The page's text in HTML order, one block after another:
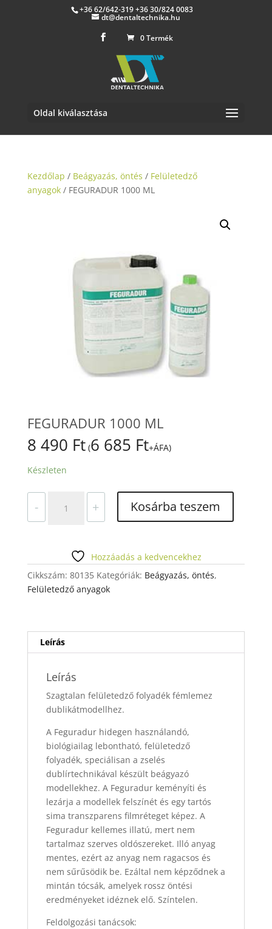
+36 62/642-319 +36 30/824 0083
dt@dentaltechnika.hu
0 Termék
Oldal kiválasztása
Kezdőlap / Beágyazás, öntés / Felületedző
anyagok/ FEGURADUR 1000 ML
FEGURADUR 1000 ML
8 490 Ft (6 685 Ft+ÁFA)
Készleten
-
1000
+ Kosárba teszem
Hozzáadás a kedvencekhez
Cikkszám: 80135 Kategóriák: Beágyazás, öntés,
Felületedző anyagok
Leírás
Leírás
Szagtalan felületedző folyadék fémlemez
dublikátmodellhez.
A Feguradur hidegen használandó,
biológiailag lebontható, felületedző
folyadék, speciálisan a zselés
dublírtechnikával készült beágyazó
modellekhez. A Feguradur keményíti és
lezárja a modellek felszínét és egy tartós
sima transzparens filmréteget képez. A
Feguradur kellemes illatú, mert nem
tartalmaz szerves oldószereket. Illó anyag
mentes, ezért az anyag nem ragacsos és
nem sűrűsödik be. Ezáltal nem képződnek a
mintán tócsák, amelyek rossz öntési
eredményeket idéznek elő. Színtelen.
Feldolgozási tanácsok: